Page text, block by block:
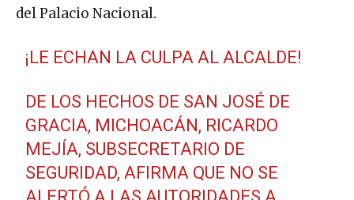
del Palacio Nacional.
¡LE ECHAN LA CULPA AL ALCALDE!
DE LOS HECHOS DE SAN JOSÉ DE
GRACIA, MICHOACÁN, RICARDO
MEJÍA, SUBSECRETARIO DE
SEGURIDAD, AFIRMA QUE NO SE